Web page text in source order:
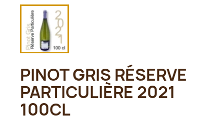
PINOT GRIS RÉSERVE
PARTICULIÈRE 2021
100CL